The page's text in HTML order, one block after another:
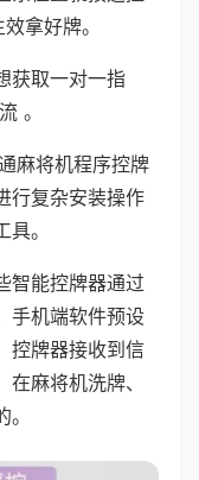
拿好牌。
获取一对一指
。
麻将机程序控牌
行复杂安装操作
。
智能控牌器通过
手机端软件预设
控牌器接收到信
麻将机洗牌、